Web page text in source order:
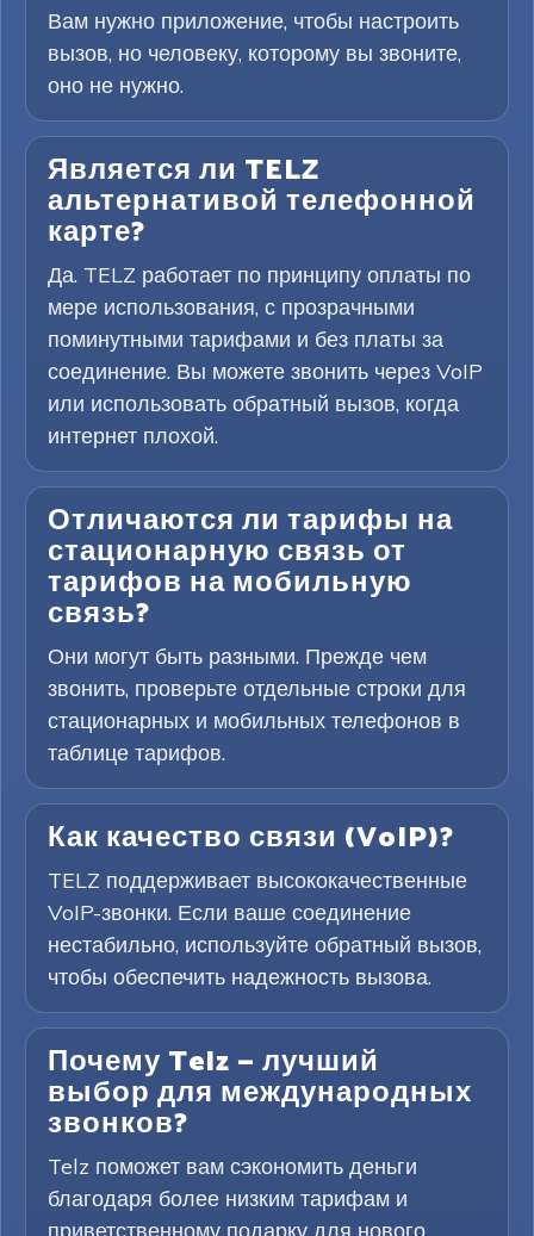
Вам нужно приложение, чтобы настроить
вызов, но человеку, которому вы звоните,
оно не нужно.
Является ли TELZ
альтернативой телефонной
карте?
Да. TELZ работает по принципу оплаты по
мере использования, с прозрачными
поминутными тарифами и без платы за
соединение. Вы можете звонить через VoIP
или использовать обратный вызов, когда
интернет плохой.
Отличаются ли тарифы на
стационарную связь от
тарифов на мобильную
связь?
Они могут быть разными. Прежде чем
звонить, проверьте отдельные строки для
стационарных и мобильных телефонов в
таблице тарифов.
Как качество связи (VoIP)?
TELZ поддерживает высококачественные
VoIP-звонки. Если ваше соединение
нестабильно, используйте обратный вызов,
чтобы обеспечить надежность вызова.
Почему Telz — лучший
выбор для международных
звонков?
Telz поможет вам сэкономить деньги
благодаря более низким тарифам и